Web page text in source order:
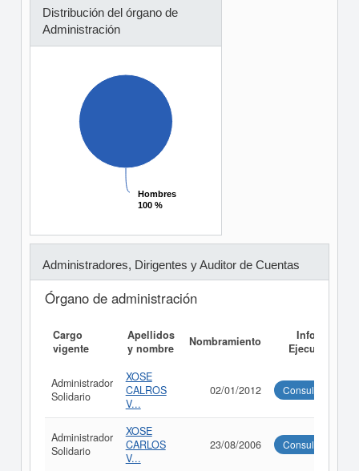
Distribución del órgano de
Administración
Hombres
100 %
Hombres
100 %
Administradores, Dirigentes y Auditor de Cuentas
Órgano de administración
Cargo
vigente
Apellidos
y nombre
Nombramiento
Informe
Ejecutivo
Administrador
Solidario
XOSE
CALROS
V...
02/01/2012 Consultar
Administrador
Solidario
XOSE
CARLOS
V...
23/08/2006 Consultar